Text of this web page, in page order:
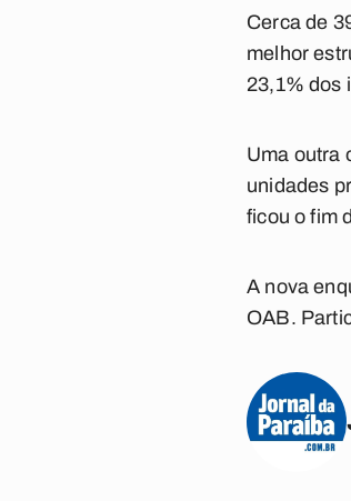
Cerca de
melhor
23,1% dos
Uma outra
unidades
ficou o fim
A nova
OAB.